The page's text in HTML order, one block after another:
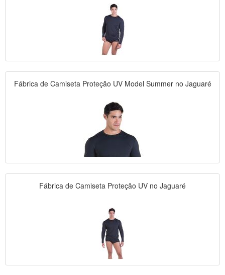
Fábrica de Camiseta Proteção UV Model Summer no Jaguaré
Fábrica de Camiseta Proteção UV no Jaguaré